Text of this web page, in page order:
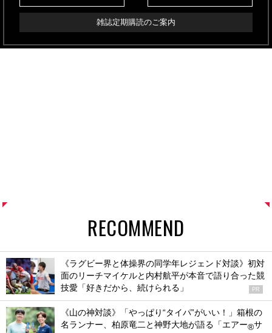
雑誌定期購読のご案内
RECOMMEND
《ラグビー界と体操界の同学年レジェンド対談》初対
面のリーチマイケルと内村航平が本音で語り合った競
技愛「好きだから、続けられる」
PR
《山の神対談》「やっぱり“タイパ”がいい！」箱根の
名ランナー、柏原竜二と神野大地が語る「エアー®サ